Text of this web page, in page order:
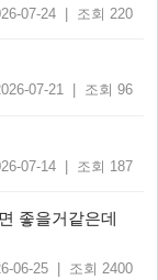
07-24 | 조회 220
07-21 | 조회 96
07-14 | 조회 187
좋을거같은데
06-25 | 조회 2400